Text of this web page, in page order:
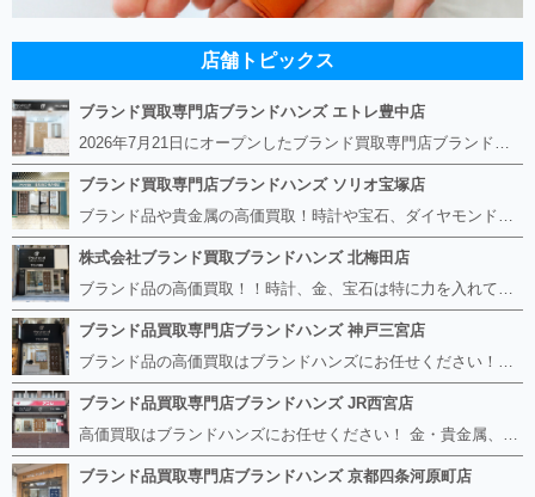
店舗トピックス
ブランド買取専門店ブランドハンズ エトレ豊中店
2026年7月21日にオープンしたブランド買取専門店ブランドハンズ エトレ豊中店です。 阪急豊中駅直結のショッピングモール エトレとよなかの１階に店舗がございます。 金・貴金属、ブランド品、時計、宝石などその他ブランド食器や美容機器、ブランド香水や化粧品などの取り扱いもございます。 熟練の鑑定士が親切・丁寧に接客、査定をさせていただきます。 査定だけでもOK。お気軽にご来店下さいませ！
ブランド買取専門店ブランドハンズ ソリオ宝塚店
ブランド品や貴金属の高価買取！時計や宝石、ダイヤモンドなど家に眠っているものがあったら捨てる前にブランドハンズへお越しください。 査定料は無料、お値段が付くものかお調べいたします！ 宅配買取もありますので使っていない古いルイヴィトンのバッグや財布、壊れているオメガの時計、千切れている金のネックレスや指輪、小型家電も取り扱っておりますのでお気軽にご利用下さい☆ その他ブランド食器、銀シルバー製品、美容機器、脱毛器、スマホなど幅広く取り扱っております！
株式会社ブランド買取ブランドハンズ 北梅田店
ブランド品の高価買取！！時計、金、宝石は特に力を入れています！ ルイヴィトン、シャネル、ロレックス、エルメスはもちろん、グッチ、プラダ、セリーヌ、フェンディなどなど、 その他ブランド食器、銀シルバー製品、美容機器、脱毛器、スマホなど幅広く取り扱っているので まずは無料査定にお越しください！ 手数料は全て無料！全国対応の宅配買取も行っておりますのでお気軽にご連絡下さい！
ブランド品買取専門店ブランドハンズ 神戸三宮店
ブランド品の高価買取はブランドハンズにお任せください！！ 高騰し続けている金・貴金属はもちろん、ルイヴィトン、エルメス、シャネル、ロレックスは特に力を入れております。 その他ブランド食器、銀シルバー製品、美容機器、脱毛器、スマホなど幅広く取り扱っております！ 鑑定士は経験豊富で親切丁寧な対応を心がけております。 鑑定書がないものでもしっかり見させて頂きます。
ブランド品買取専門店ブランドハンズ JR西宮店
高価買取はブランドハンズにお任せください！ 金・貴金属、ルイヴィトン、エルメス、シャネル、ロレックスは特に力を入れておりますが、 他店で断られたボロボロになったバッグや財布、壊れたブランド品、時計、千切れた貴金属もお買取り可能です。 経験豊富な鑑定士が宝石やダイヤモンドの鑑定書がないものでもしっかり見させて頂きます。 その他ブランド食器、銀シルバー製品、美容機器、脱毛器、スマホなど幅広く取り扱っております！ 是非お気軽にお越しください。
ブランド品買取専門店ブランドハンズ 京都四条河原町店